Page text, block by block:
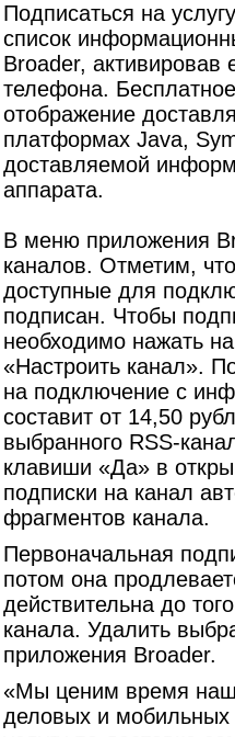
Подписаться на
список
Broader, активировав
телефона.
отображение
платформах Java,
доставляемой
аппарата.
В меню приложения
каналов. Отметим,
доступные для
подписан. Чтобы
необходимо нажать
«Настроить канал».
на подключение с
составит от 14,50
выбранного RSS-
клавиши «Да» в
подписки на канал
фрагментов канала.
Первоначальная
потом она
действительна до
канала. Удалить
приложения Broader.
«Мы ценим время
деловых и мобильных